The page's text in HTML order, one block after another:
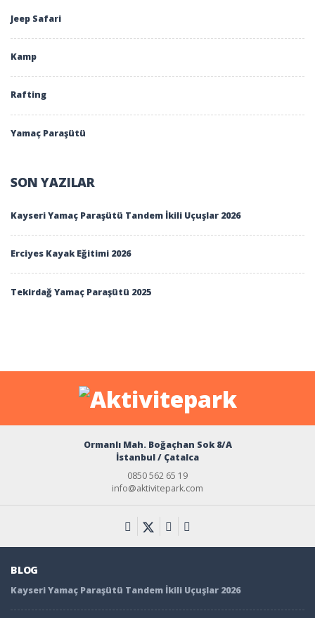
Jeep Safari
Kamp
Rafting
Yamaç Paraşütü
SON YAZILAR
Kayseri Yamaç Paraşütü Tandem İkili Uçuşlar 2026
Erciyes Kayak Eğitimi 2026
Tekirdağ Yamaç Paraşütü 2025
Ormanlı Mah. Boğaçhan Sok 8/A
İstanbul / Çatalca
0850 562 65 19
info@aktivitepark.com
BLOG
Kayseri Yamaç Paraşütü Tandem İkili Uçuşlar 2026